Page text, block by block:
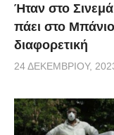
Ήταν στο
πάει στο
διαφορετική
24 ΔΕΚΕΜΒΡΊΟΥ,